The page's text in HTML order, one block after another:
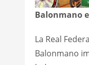
Balonmano
La Real
Balonmano